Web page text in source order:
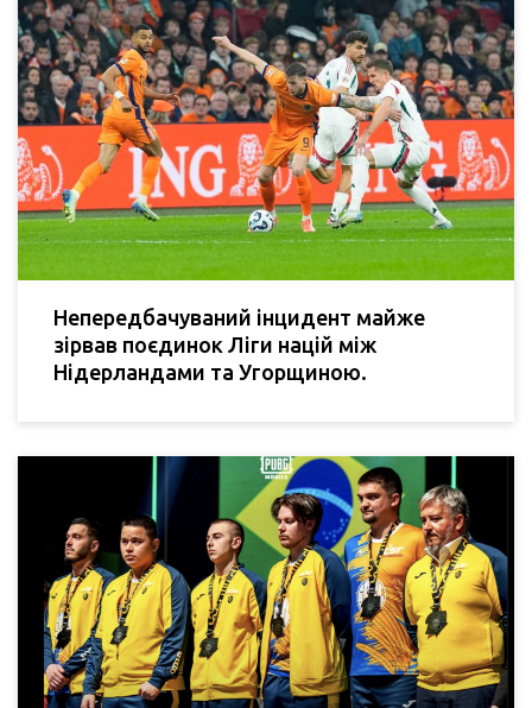
Непередбачуваний інцидент майже
зірвав поєдинок Ліги націй між
Нідерландами та Угорщиною.